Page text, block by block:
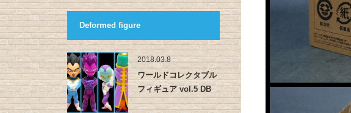
Deformed figure
2018.03.8
ワールドコレクタブル
フィギュア vol.5 DB
超…